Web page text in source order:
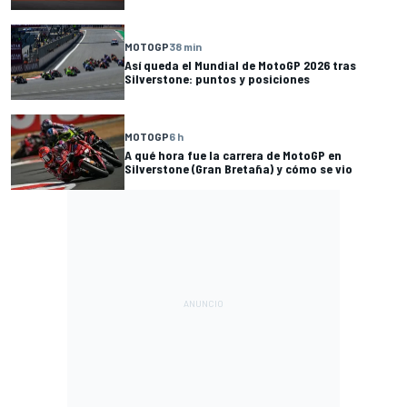
MOTOGP38 min
Así queda el Mundial de MotoGP 2026 tras
Silverstone: puntos y posiciones
MOTOGP6 h
A qué hora fue la carrera de MotoGP en
Silverstone (Gran Bretaña) y cómo se vio